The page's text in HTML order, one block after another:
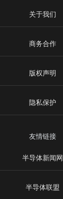
关于我们
商务合作
版权声明
隐私保护
友情链接
半导体新闻网
半导体联盟